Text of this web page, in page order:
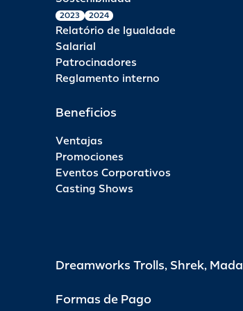
2023 2024
Relatório de Igualdade
Salarial
Patrocinadores
Reglamento interno
Beneficios
Ventajas
Promociones
Eventos Corporativos
Casting Shows
Dreamworks Trolls, Shrek,
Formas de Pago